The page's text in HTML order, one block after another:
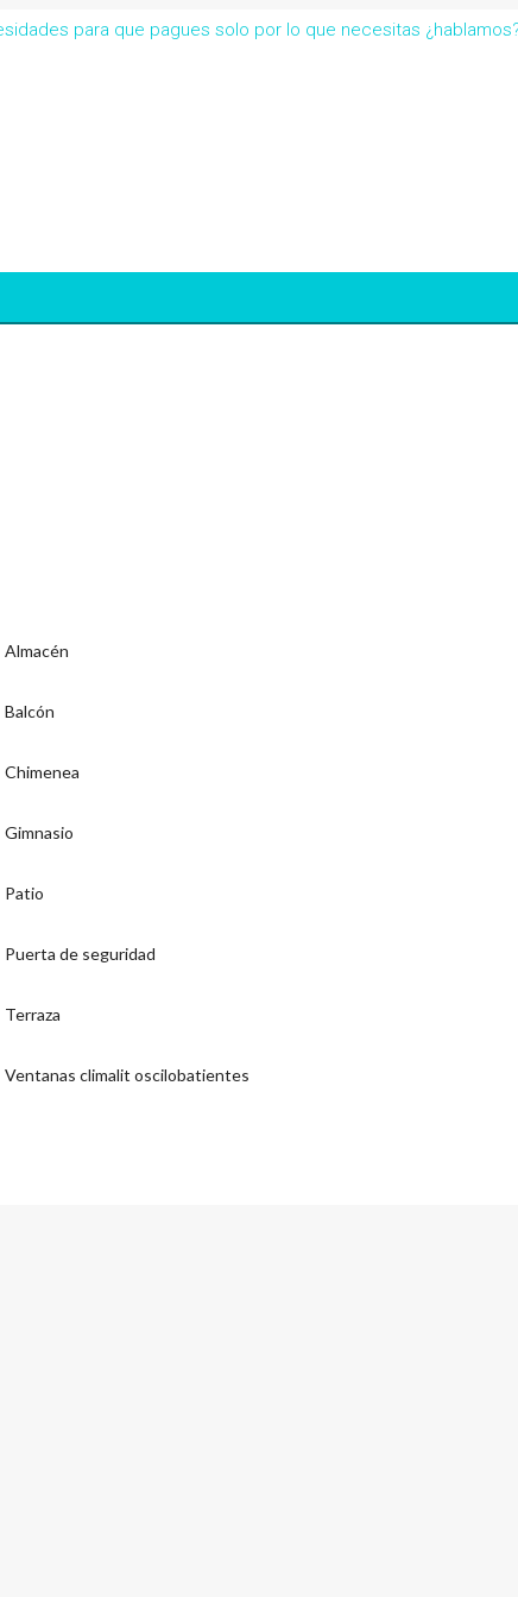
para que pagues solo por lo que necesitas
Almacén
Balcón
Chimenea
Gimnasio
Patio
Puerta de seguridad
Terraza
Ventanas climalit oscilobatientes